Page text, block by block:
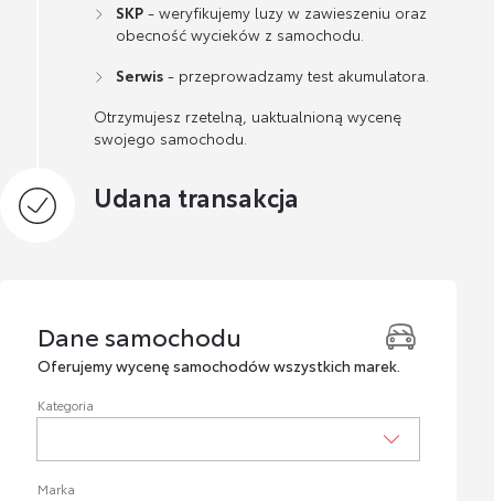
SKP - weryfikujemy luzy w zawieszeniu oraz
obecność wycieków z samochodu.
Serwis - przeprowadzamy test akumulatora.
Otrzymujesz rzetelną, uaktualnioną wycenę
swojego samochodu.
Udana transakcja
Dane samochodu
Dane samochodu
Oferujemy wycenę samochodów wszystkich marek.
Kategoria
Marka